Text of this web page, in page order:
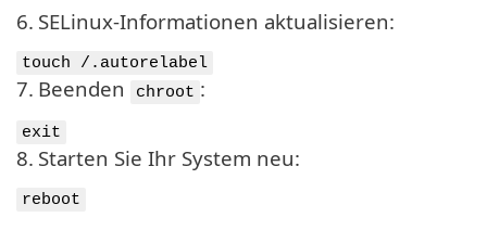
6. SELinux-Informationen aktualisieren:
touch /.autorelabel
7. Beenden chroot :
exit
8. Starten Sie Ihr System neu:
reboot